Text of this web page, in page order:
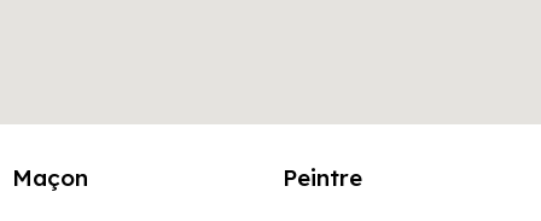
Maçon Peintre